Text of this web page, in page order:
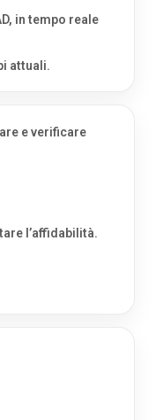
in tempo reale
attuali.
e verificare
l’affidabilità.